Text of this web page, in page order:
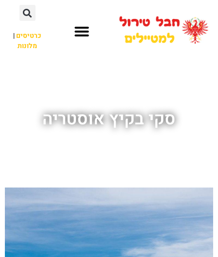
כרטיסים|
מלונות
סקי בקיץ אוסטריה